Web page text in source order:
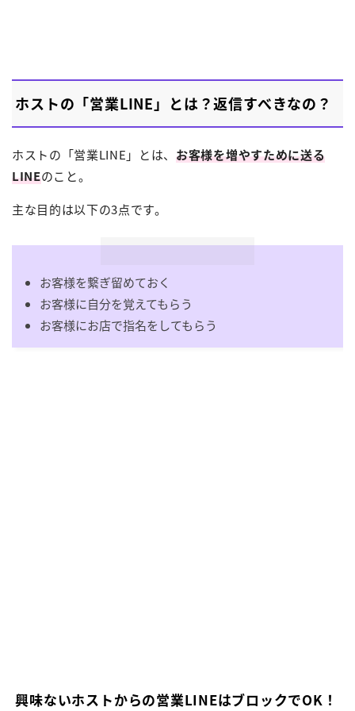
ホストの「営業LINE」とは？返信すべきなの？
ホストの「営業LINE」とは、お客様を増やすために送る
LINEのこと。
主な目的は以下の3点です。
お客様を繋ぎ留めておく
お客様に自分を覚えてもらう
お客様にお店で指名をしてもらう
興味ないホストからの営業LINEはブロックでOK！